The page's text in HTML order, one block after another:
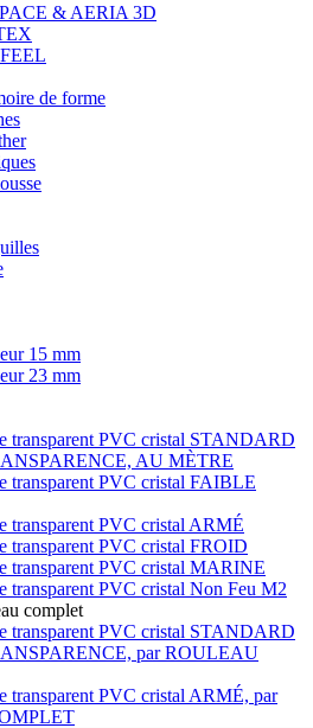
& AERIA 3D
de forme
15 mm
23 mm
transparent PVC cristal STANDARD
AU MÈTRE
transparent PVC cristal FAIBLE
transparent PVC cristal ARMÉ
transparent PVC cristal FROID
transparent PVC cristal MARINE
transparent PVC cristal Non Feu M2
complet
transparent PVC cristal STANDARD
par ROULEAU
transparent PVC cristal ARMÉ, par